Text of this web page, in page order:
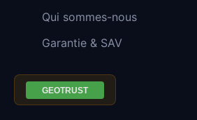
Qui sommes-nous
Garantie & SAV